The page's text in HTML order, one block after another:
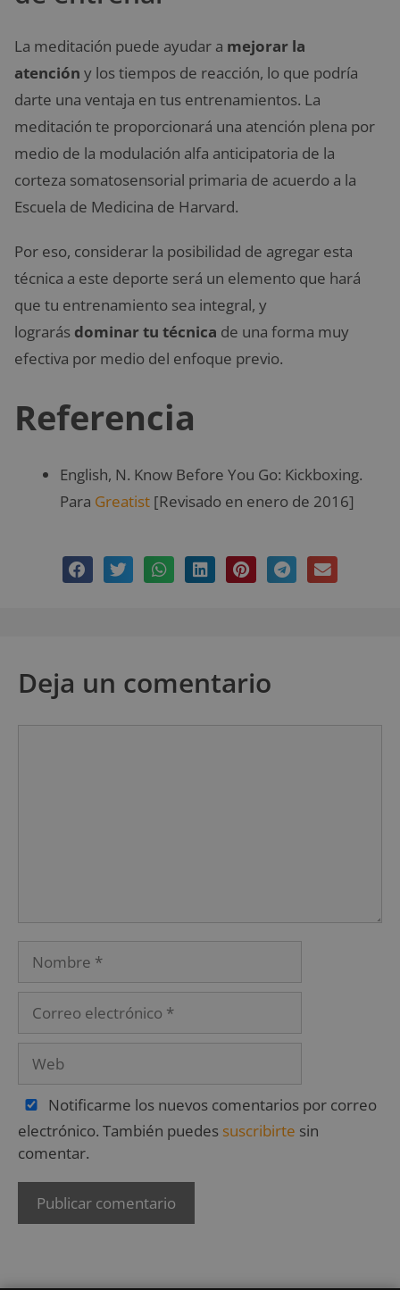
La meditación puede ayudar a mejorar la
atención y los tiempos de reacción, lo que podría
darte una ventaja en tus entrenamientos. La
meditación te proporcionará una atención plena por
medio de la modulación alfa anticipatoria de la
corteza somatosensorial primaria de acuerdo a la
Escuela de Medicina de Harvard.
Por eso, considerar la posibilidad de agregar esta
técnica a este deporte será un elemento que hará
que tu entrenamiento sea integral, y
lograrás dominar tu técnica de una forma muy
efectiva por medio del enfoque previo.
Referencia
English, N. Know Before You Go: Kickboxing.
Para Greatist [Revisado en enero de 2016]
Deja un comentario
Notificarme los nuevos comentarios por correo
electrónico. También puedes suscribirte sin
comentar.